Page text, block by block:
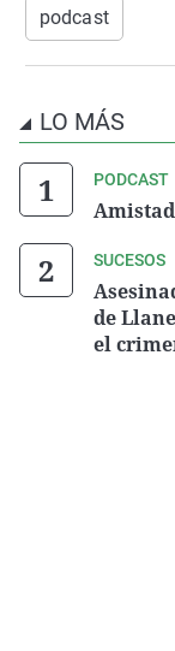
podcast
LO MÁS
PODCAST
SUCESOS
de
el